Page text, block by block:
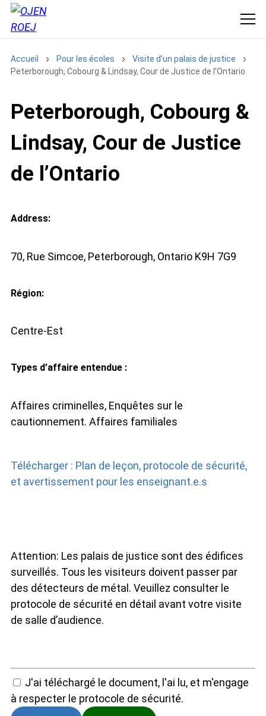
Accueil Pour les écoles
Visite d’un palais de justice
Peterborough, Cobourg & Lindsay, Cour de Justice de l’Ontario
Peterborough, Cobourg &
Lindsay, Cour de Justice
de l’Ontario
Address:
70, Rue Simcoe, Peterborough, Ontario K9H 7G9
Région:
Centre-Est
Types d’affaire entendue :
Affaires criminelles, Enquêtes sur le
cautionnement. Affaires familiales
Télécharger : Plan de leçon, protocole de sécurité,
et avertissement pour les enseignant.e.s
Attention: Les palais de justice sont des édifices
surveillés. Tous les visiteurs doivent passer par
des détecteurs de métal. Veuillez consulter le
protocole de sécurité en détail avant votre visite
de salle d’audience.
J'ai téléchargé le document, l'ai lu, et m'engage
à respecter le protocole de sécurité.